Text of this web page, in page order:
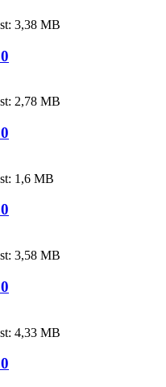
3,38 MB
2,78 MB
1,6 MB
3,58 MB
4,33 MB